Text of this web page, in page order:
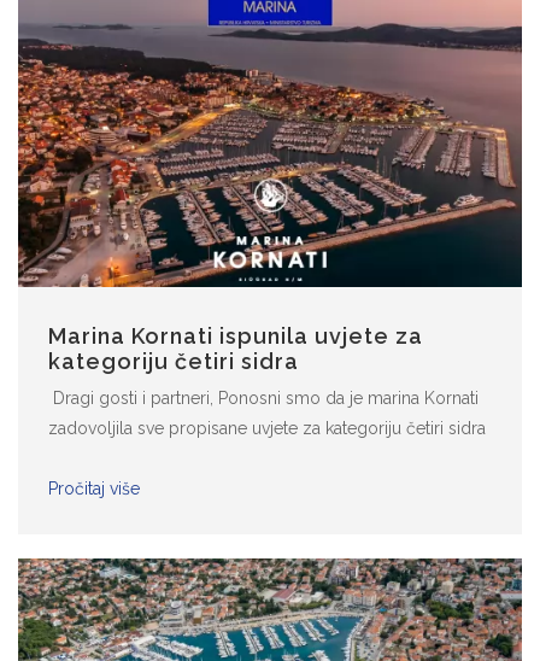
Marina Kornati ispunila uvjete za
kategoriju četiri sidra
Dragi gosti i partneri, Ponosni smo da je marina Kornati
zadovoljila sve propisane uvjete za kategoriju četiri sidra
kvalitete naših usluga na zadovoljstvo svih. Vaš marina
Pročitaj više